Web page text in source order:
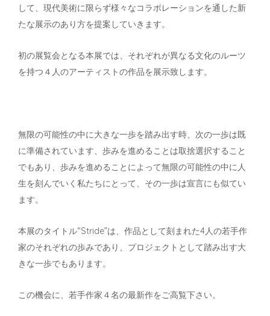
して、現代美術に限らず様々なコラボレーションを通した新
たな展示のあり方を提案していきます。
初の展覧会となる本展では、それぞれが異なる文化のルーツ
を持つ４人のアーティストの作品を展示致します。
無限の可能性の中に大きな一歩を踏み出す時、次の一歩は既
に準備されています、歩みを進めることは取捨選択すること
でもあり、歩みを進めることによって無限の可能性の中に人
生を刻んでいく私たちにとって、その一歩は宣言にも似てい
ます。
本展のタイトル“Stride”は、作品として刻まれた4人の若手作
家のそれぞれの歩みであり、プロジェクトとして踏み出す大
きな一歩でもあります。
この機会に、若手作家４名の最新作をご高覧下さい。